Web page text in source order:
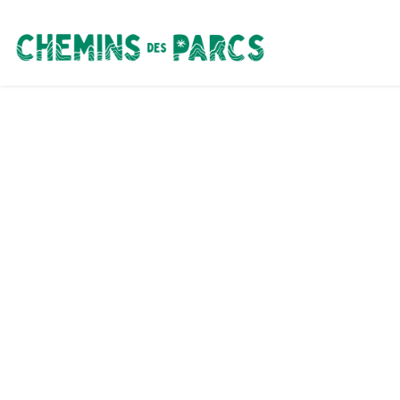
Chemins des Parcs